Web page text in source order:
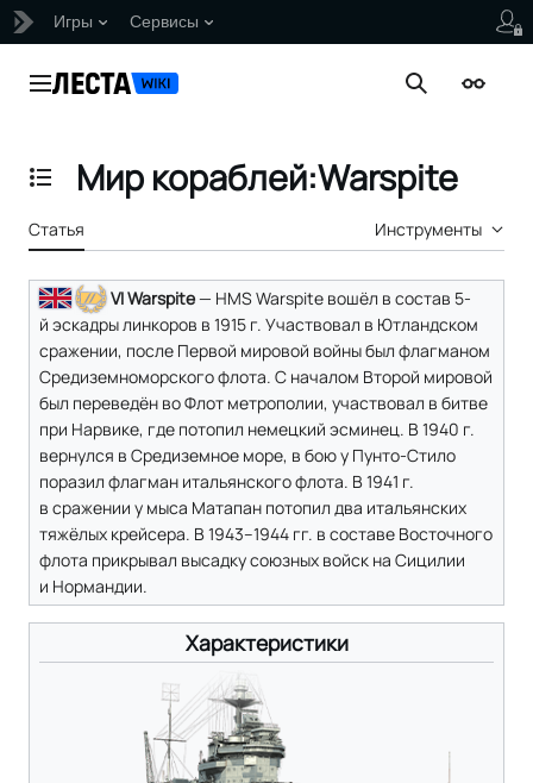
Игры Сервисы
Главное меню Поиск
Отобразить/Скрыть содержание
Мир кораблей:Warspite
Статья Инструменты
VI Warspite— HMS Warspite вошёл в состав 5-
й эскадры линкоров в 1915 г. Участвовал в Ютландском
сражении, после Первой мировой войны был флагманом
Средиземноморского флота. С началом Второй мировой
был переведён во Флот метрополии, участвовал в битве
при Нарвике, где потопил немецкий эсминец. В 1940 г.
вернулся в Средиземное море, в бою у Пунто-Стило
поразил флагман итальянского флота. В 1941 г.
в сражении у мыса Матапан потопил два итальянских
тяжёлых крейсера. В 1943–1944 гг. в составе Восточного
флота прикрывал высадку союзных войск на Сицилии
и Нормандии.
Характеристики